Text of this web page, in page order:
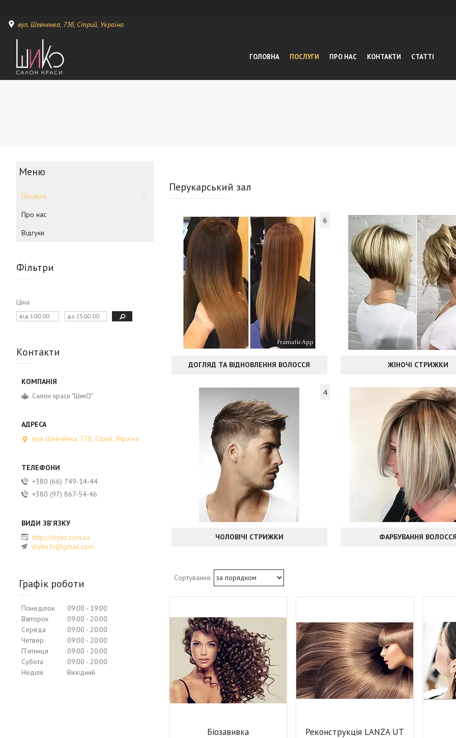
вул. Шевченка, 73б, Стрий, Україна
ГОЛОВНА ПОСЛУГИ ПРО НАС КОНТАКТИ СТАТТІ
Перукарський зал
ДОГЛЯД ТА ВІДНОВЛЕННЯ ВОЛОССЯ
6
ЖІНОЧІ СТРИЖКИ
ЧОЛОВІЧІ СТРИЖКИ
4
ФАРБУВАННЯ
Біозавивка Реконструкція LANZA UT
Послуги
Про нас
Відгуки
Фільтри
Ціна
Контакти
Салон краси "ШикО"
вул. Шевченка, 73б, Стрий, Україна
+380 (66) 749-14-44
+380 (97) 867-54-46
http://shyko.com.ua
shyko.lv@gmail.com
Графік роботи
Понеділок 09:00
19:00
Вівторок
09:00
20:00
Середа
09:00
20:00
Четвер
09:00
20:00
Пʼятниця
09:00
20:00
Субота
09:00
20:00
Неділя
Вихідний